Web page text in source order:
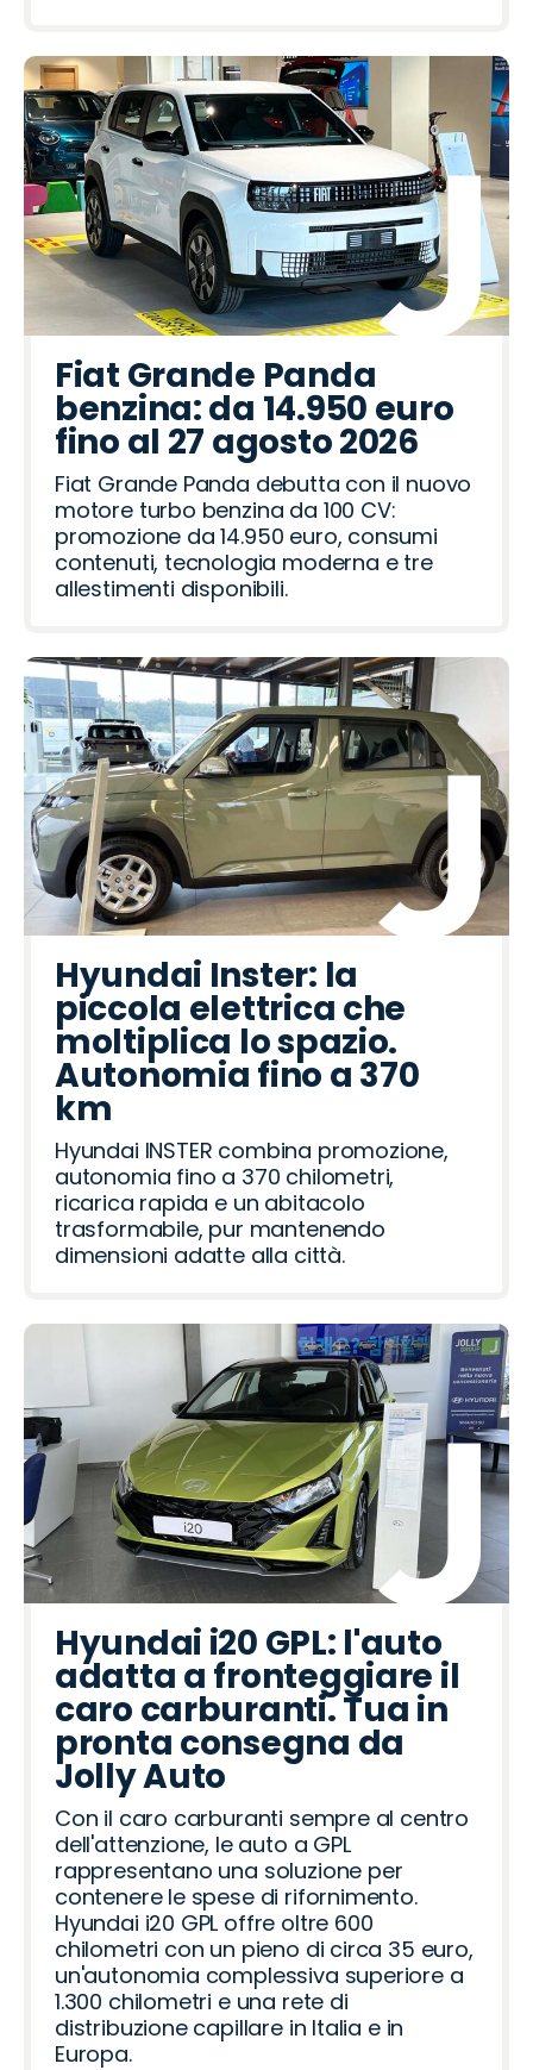
Fiat Grande Panda
benzina: da 14.950 euro
fino al 27 agosto 2026
Fiat Grande Panda debutta con il nuovo
motore turbo benzina da 100 CV:
promozione da 14.950 euro, consumi
contenuti, tecnologia moderna e tre
allestimenti disponibili.
Hyundai Inster: la
piccola elettrica che
moltiplica lo spazio.
Autonomia fino a 370
km
Hyundai INSTER combina promozione,
autonomia fino a 370 chilometri,
ricarica rapida e un abitacolo
trasformabile, pur mantenendo
dimensioni adatte alla città.
Hyundai i20 GPL: l'auto
adatta a fronteggiare il
caro carburanti. Tua in
pronta consegna da
Jolly Auto
Con il caro carburanti sempre al centro
dell'attenzione, le auto a GPL
rappresentano una soluzione per
contenere le spese di rifornimento.
Hyundai i20 GPL offre oltre 600
chilometri con un pieno di circa 35 euro,
un'autonomia complessiva superiore a
1.300 chilometri e una rete di
distribuzione capillare in Italia e in
Europa.